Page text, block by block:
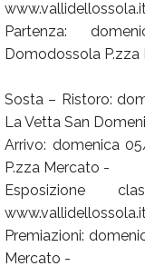
Partenza:
Domodossola P.zza
Sosta – Ristoro:
La Vetta San
Arrivo: domenica
P.zza Mercato -
Esposizione
Premiazioni:
Mercato -